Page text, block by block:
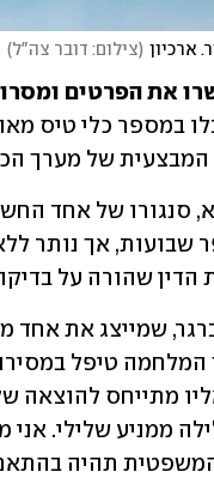
ארכיון (צילום: דובר צה"ל)
את הפרטים
המבצעית של מערך
הדין שהורה על
תהיה